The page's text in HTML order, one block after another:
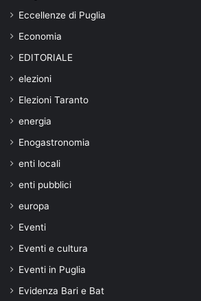
Eccellenze di Puglia
Economia
EDITORIALE
elezioni
Elezioni Taranto
energia
Enogastronomia
enti locali
enti pubblici
europa
Eventi
Eventi e cultura
Eventi in Puglia
Evidenza Bari e Bat